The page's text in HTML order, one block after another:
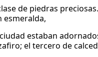
de piedras
esmeralda,
estaban
el tercero de